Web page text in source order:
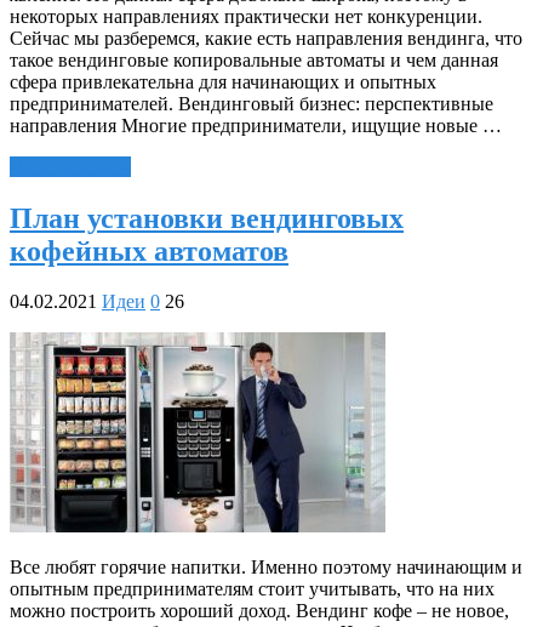
некоторых направлениях практически нет конкуренции.
Сейчас мы разберемся, какие есть направления вендинга, что
такое вендинговые копировальные автоматы и чем данная
сфера привлекательна для начинающих и опытных
предпринимателей. Вендинговый бизнес: перспективные
направления Многие предприниматели, ищущие новые …
План установки вендинговых
кофейных автоматов
04.02.2021 Идеи 0 26
Все любят горячие напитки. Именно поэтому начинающим и
опытным предпринимателям стоит учитывать, что на них
можно построить хороший доход. Вендинг кофе – не новое,